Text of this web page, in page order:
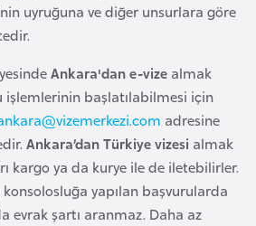
uyruğuna ve diğer unsurlara göre
Ankara'dan e-vize almak
işlemlerinin başlatılabilmesi için
adresine
Ankara’dan Türkiye vizesi almak
kargo ya da kurye ile de iletebilirler.
yapılan başvurularda
evrak şartı aranmaz. Daha az